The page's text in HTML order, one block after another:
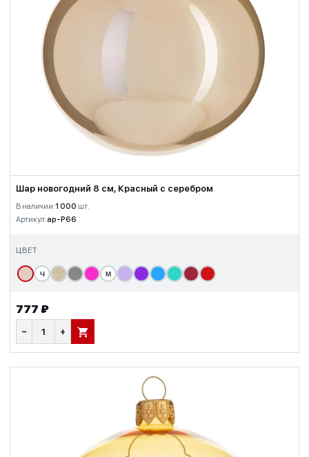
Шар новогодний 8 см, Красный с серебром
В наличии:1 000 шт.
Артикул:ap-P66
ЦВЕТ
Ч М
777 ₽
− + В КОРЗИНУ